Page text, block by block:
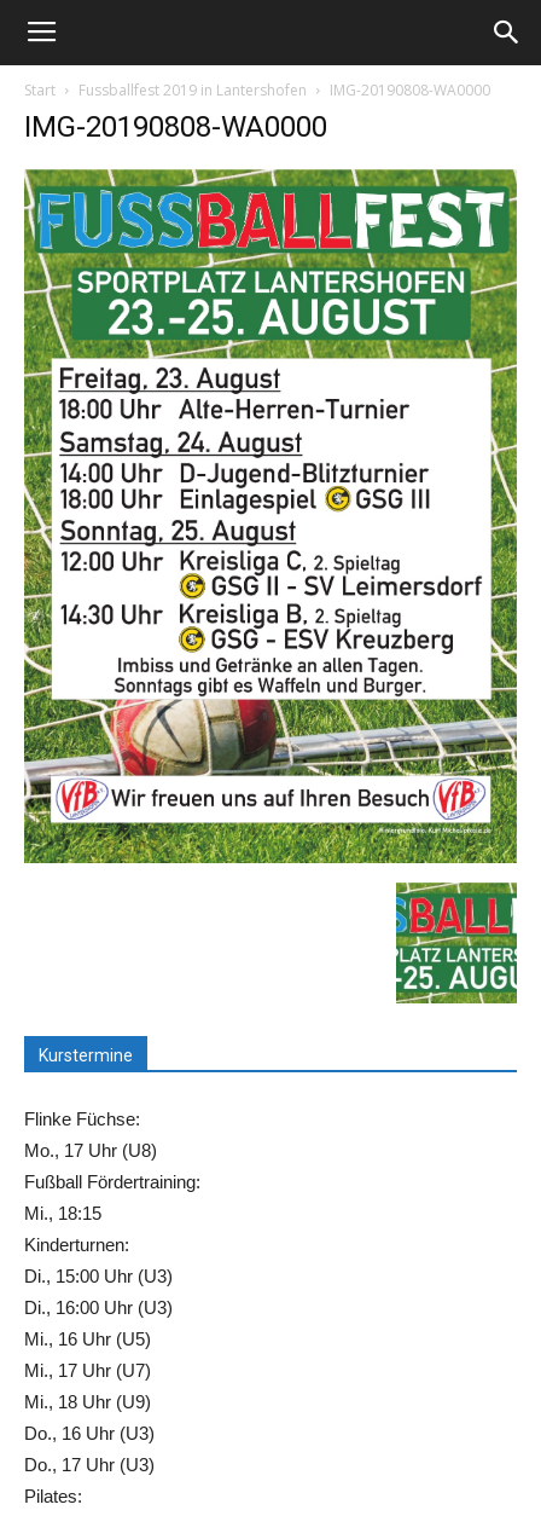
Start Fussballfest 2019 in Lantershofen IMG-20190808-WA0000
IMG-20190808-WA0000
Kurstermine
Flinke Füchse:
Mo., 17 Uhr (U8)
Fußball Fördertraining:
Mi., 18:15
Kinderturnen:
Di., 15:00 Uhr (U3)
Di., 16:00 Uhr (U3)
Mi., 16 Uhr (U5)
Mi., 17 Uhr (U7)
Mi., 18 Uhr (U9)
Do., 16 Uhr (U3)
Do., 17 Uhr (U3)
Pilates: